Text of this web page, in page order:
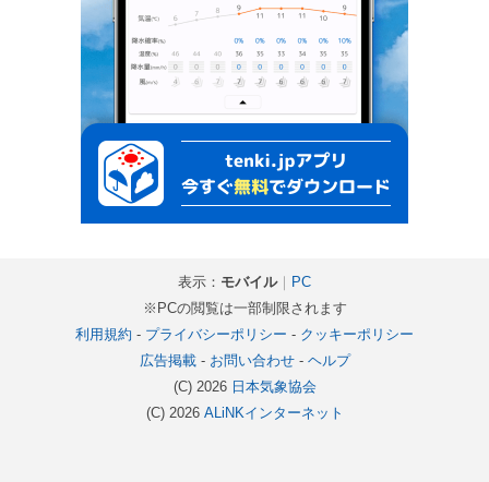
表示： モバイル｜ PC
※PCの閲覧は一部制限されます
利用規約 - プライバシーポリシー - クッキーポリシー
広告掲載- お問い合わせ- ヘルプ
(C) 2026 日本気象協会
(C) 2026 ALiNKインターネット